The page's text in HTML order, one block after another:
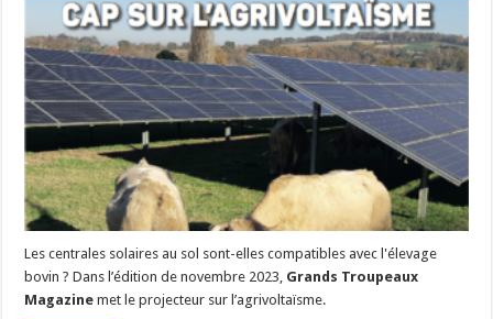
Les centrales solaires au sol sont-elles compatibles avec l'élevage
bovin ? Dans l’édition de novembre 2023, Grands Troupeaux
Magazine met le projecteur sur l’agrivoltaïsme.